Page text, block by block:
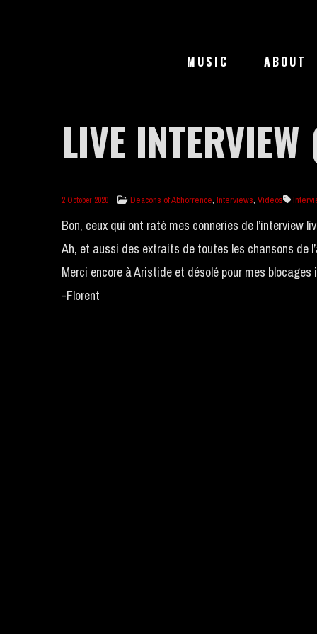
MUSIC ABOUT
LIVE
2 October 2020 Deacons of Abhorrence, Interviews, Videos
Bon, ceux qui ont raté mes conneries de l’interview
Ah, et aussi des extraits de toutes les chansons de
Merci encore à Aristide et désolé pour mes
-Florent